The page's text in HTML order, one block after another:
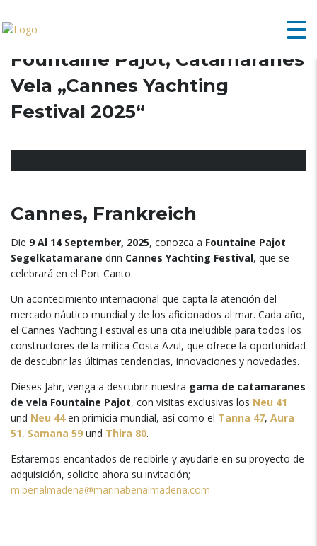
Fountaine Pajot, Catamaranes
Vela „Cannes Yachting
Festival 2025“
Cannes, Frankreich
Die 9 Al 14 September, 2025, conozca a Fountaine Pajot
Segelkatamarane drin Cannes Yachting Festival, que se
celebrará en el Port Canto.
Un acontecimiento internacional que capta la atención del
mercado náutico mundial y de los aficionados al mar. Cada año,
el Cannes Yachting Festival es una cita ineludible para todos los
constructores de la mítica Costa Azul, que ofrece la oportunidad
de descubrir las últimas tendencias, innovaciones y novedades.
Dieses Jahr, venga a descubrir nuestra gama de catamaranes
de vela Fountaine Pajot, con visitas exclusivas los Neu 41
und Neu 44 en primicia mundial, así como el Tanna 47, Aura
51, Samana 59 und Thira 80.
Estaremos encantados de recibirle y ayudarle en su proyecto de
adquisición, solicite ahora su invitación;
m.benalmadena@marinabenalmadena.com